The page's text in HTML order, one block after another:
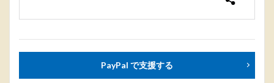
PayPal で支援する